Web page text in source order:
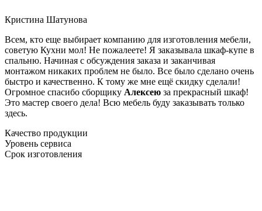
Кристина Шатунова
Всем, кто еще выбирает компанию для изготовления мебели,
советую Кухни мол! Не пожалеете! Я заказывала шкаф-купе в
спальню. Начиная с обсуждения заказа и заканчивая
монтажом никаких проблем не было. Все было сделано очень
быстро и качественно. К тому же мне ещё скидку сделали!
Огромное спасибо сборщику Алексею за прекрасный шкаф!
Это мастер своего дела! Всю мебель буду заказывать только
здесь.
Качество продукции
Уровень сервиса
Срок изготовления